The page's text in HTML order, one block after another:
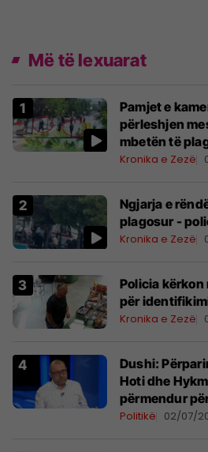
Më të lexuarat
Pamjet e
përleshjen
mbetën të
Kronika e Zezë
Ngjarja e
plagosur -
Kronika e Zezë
Policia
për
Kronika e Zezë
Dushi:
Hoti dhe
përmendur
në
Politikë 02/07/